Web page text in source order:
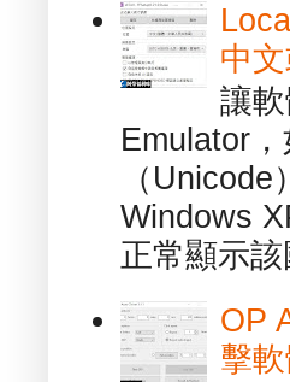
中
讓
Emulator
（
Windows
正常顯示
OP
擊